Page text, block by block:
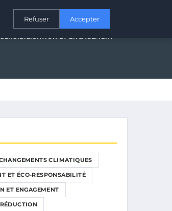
SENSIBILISATION ET ENGAGEMENT
SENSIBILISATION ET ENGAGEMENT
CLIMATIQUES
ET ÉCO-RESPONSABILITÉ
ET ENGAGEMENT
Refuser Accepter